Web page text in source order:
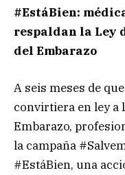
#EstáBien:
respaldan la Ley
del Embarazo
A seis meses de
convirtiera en ley
Embarazo,
la campaña
#EstáBien, una